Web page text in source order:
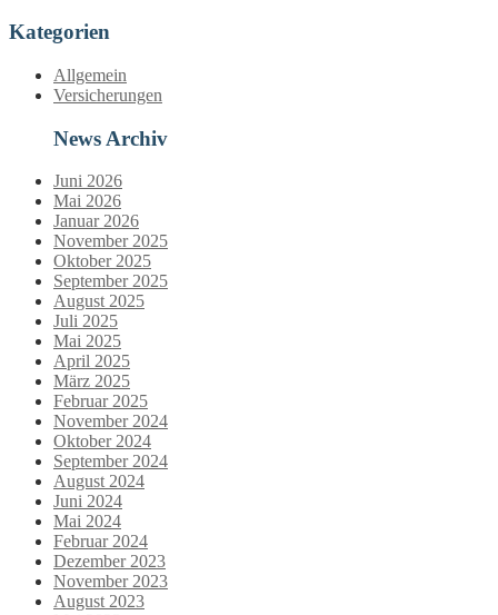
Kategorien
Allgemein
Versicherungen
News Archiv
Juni 2026
Mai 2026
Januar 2026
November 2025
Oktober 2025
September 2025
August 2025
Juli 2025
Mai 2025
April 2025
März 2025
Februar 2025
November 2024
Oktober 2024
September 2024
August 2024
Juni 2024
Mai 2024
Februar 2024
Dezember 2023
November 2023
August 2023